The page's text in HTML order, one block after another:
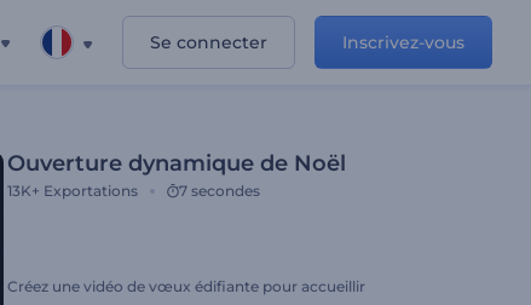
Se connecter Inscrivez-vous
Ouverture dynamique de Noël
13K+ Exportations 7 secondes
Créez une vidéo de vœux édifiante pour accueillir